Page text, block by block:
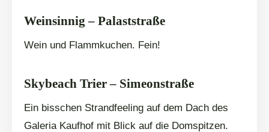
Weinsinnig – Palaststraße
Wein und Flammkuchen. Fein!
Skybeach Trier – Simeonstraße
Ein bisschen Strandfeeling auf dem Dach des
Galeria Kaufhof mit Blick auf die Domspitzen.